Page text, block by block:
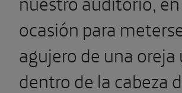
ocasión para
agujero de una
dentro de la cabeza